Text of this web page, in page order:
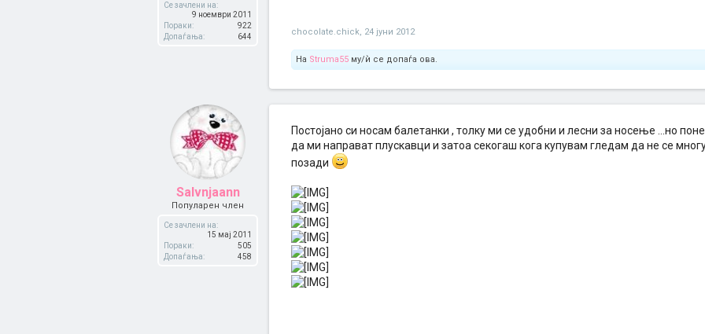
Се зачлени на:
9 ноември 2011
Пораки:
922
Допаѓања:
644 chocolate.chick, 24 јуни 2012
На Struma55 му/ѝ се допаѓа ова.
SaIvnjaann
Популарен член
Се зачлени на:
15 мај 2011
Пораки:
505
Допаѓања:
458
Постојано си носам балетанки , толку ми се удобни и лесни за носење ...но
да ми направат плускавци и затоа секогаш кога купувам гледам да не се
позади